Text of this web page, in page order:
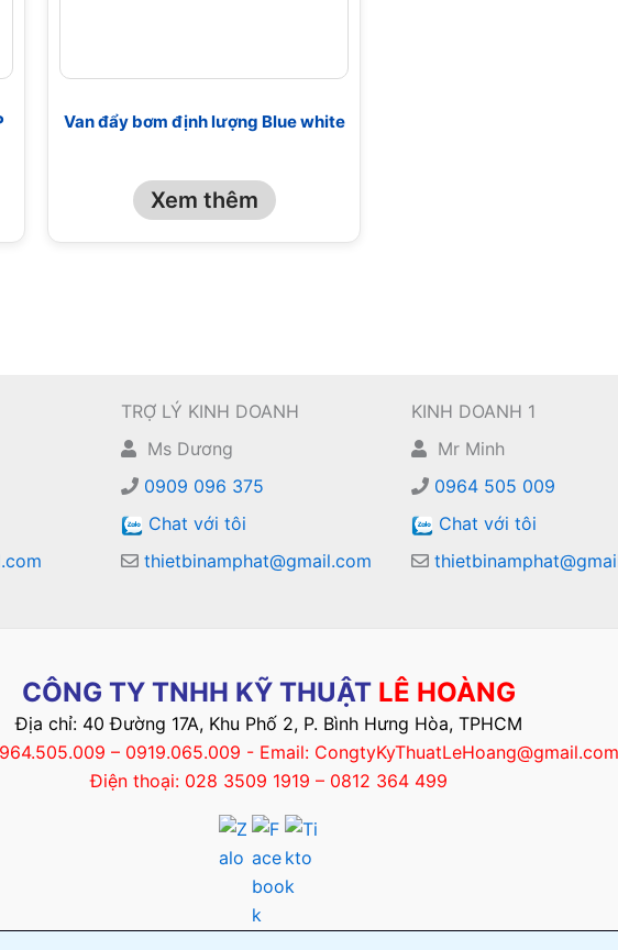
Van đẩy bơm định lượng Blue white
Xem thêm
TRỢ LÝ KINH DOANH
Ms Dương
0909 096 375
Chat với tôi
thietbinamphat@gmail.com
KINH DOANH 1
Mr Minh
0964 505 009
Chat với tôi
CÔNG TY TNHH KỸ THUẬT LÊ HOÀNG
Địa chỉ: 40 Đường 17A, Khu Phố 2, P. Bình Hưng Hòa, TPHCM
– 0919.065.009 - Email: CongtyKyThuatLeHoang@gmail.com
Điện thoại: 028 3509 1919 – 0812 364 499